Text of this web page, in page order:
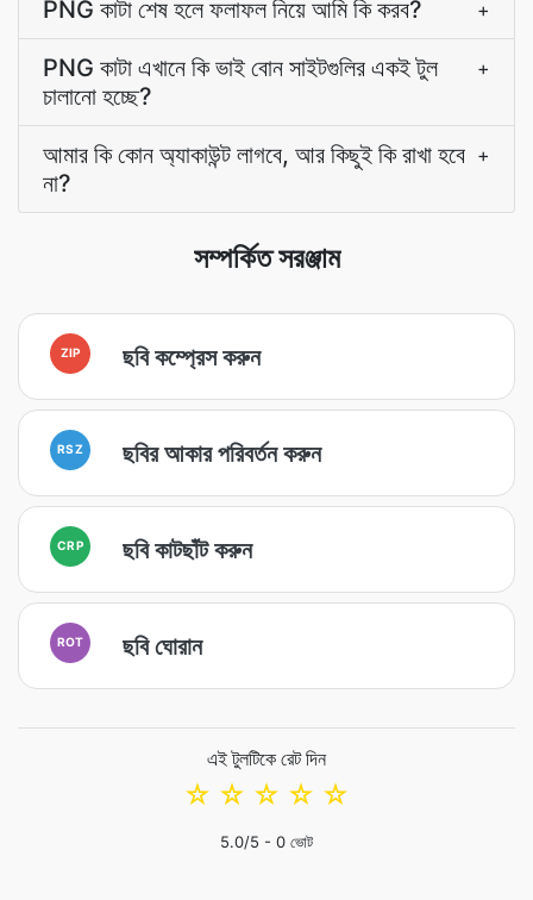
PNG কাটা শেষ হলে ফলাফল নিয়ে আমি কি করব? +
PNG কাটা এখানে কি ভাই বোন সাইটগুলির একই টুল
চালানো হচ্ছে?
+
আমার কি কোন অ্যাকাউন্ট লাগবে, আর কিছুই কি রাখা হবে
না?
+
সম্পর্কিত সরঞ্জাম
ZIP ছবি কম্প্রেস করুন
RSZ ছবির আকার পরিবর্তন করুন
CRP ছবি কাটছাঁট করুন
ROT ছবি ঘোরান
এই টুলটিকে রেট দিন
☆
☆
☆
☆
☆
5.0/5 - 0 ভোট